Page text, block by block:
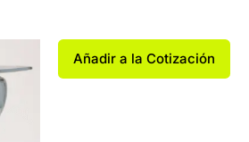
Añadir a la Cotización